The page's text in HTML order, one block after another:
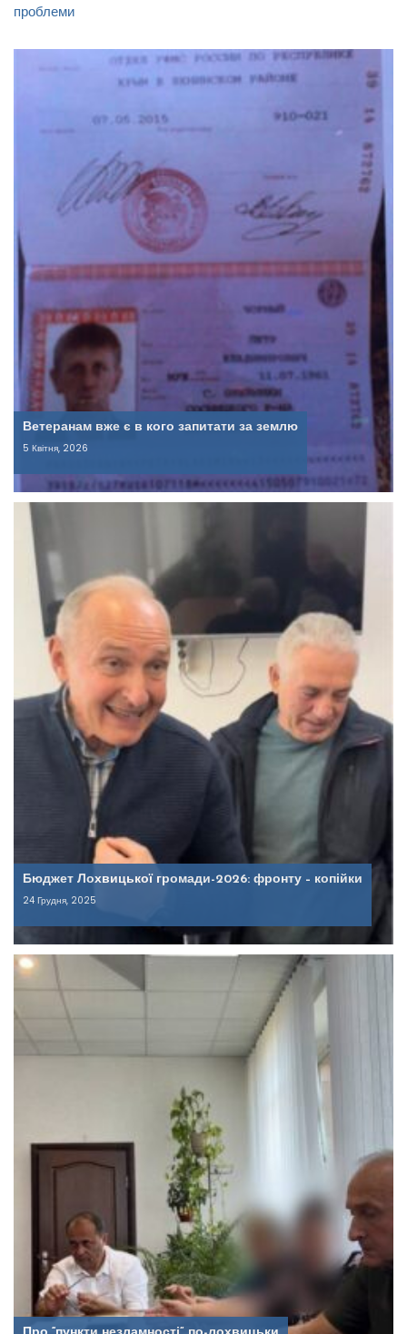
проблеми
Ветеранам вже є в кого запитати за землю
5 Квітня, 2026
Бюджет Лохвицької громади-2026: фронту – копійки
24 Грудня, 2025